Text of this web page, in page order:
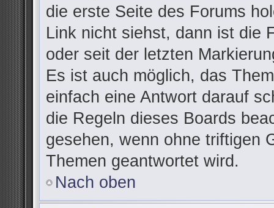
die erste Seite des Forums
Link nicht siehst, dann ist die
oder seit der letzten
Es ist auch möglich, das
einfach eine Antwort darauf
die Regeln dieses Boards
gesehen, wenn ohne triftigen
Themen geantwortet wird.
Nach oben